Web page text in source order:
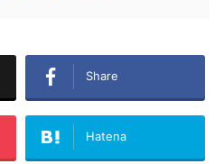
Share
Hatena